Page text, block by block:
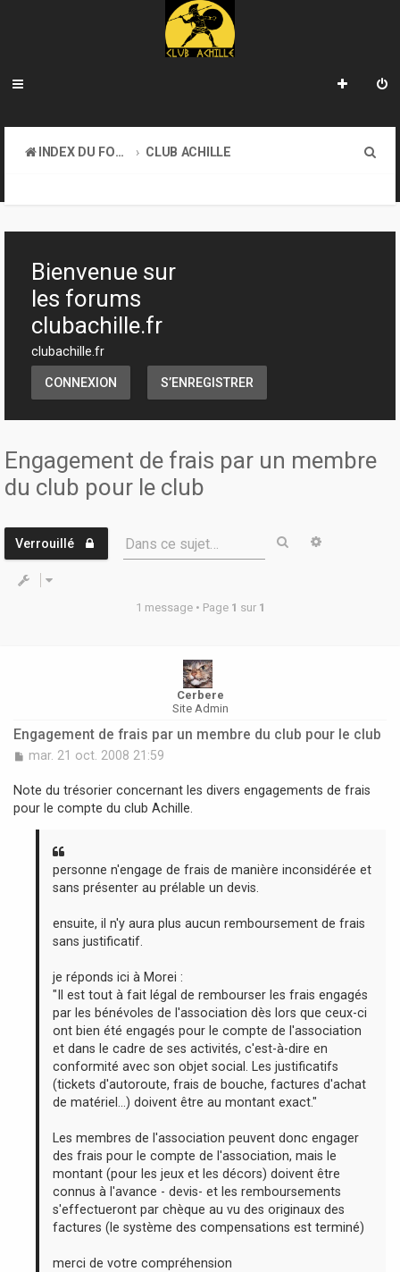
INDEX DU FORUM
CLUB ACHILLE
h
Bienvenue sur
les forums
clubachille.fr
clubachille.fr
CONNEXION S’ENREGISTRER
Engagement de frais par un membre
du club pour le club
Verrouillé Dans ce sujet… Rechercher
1 message • Page 1 sur 1
Cerbere
Site Admin
Engagement de frais par un membre du club pour le club
M
s
a
mar. 21 oct. 2008 21:59
Note du trésorier concernant les divers engagements de frais
pour le compte du club Achille.
personne n'engage de frais de manière inconsidérée et
sans présenter au prélable un devis.
ensuite, il n'y aura plus aucun remboursement de frais
sans justificatif.
je réponds ici à Morei :
"Il est tout à fait légal de rembourser les frais engagés
par les bénévoles de l'association dès lors que ceux-ci
ont bien été engagés pour le compte de l'association
et dans le cadre de ses activités, c'est-à-dire en
conformité avec son objet social. Les justificatifs
(tickets d'autoroute, frais de bouche, factures d'achat
de matériel...) doivent être au montant exact."
Les membres de l'association peuvent donc engager
des frais pour le compte de l'association, mais le
montant (pour les jeux et les décors) doivent être
connus à l'avance - devis- et les remboursements
s'effectueront par chèque au vu des originaux des
factures (le système des compensations est terminé)
merci de votre compréhension